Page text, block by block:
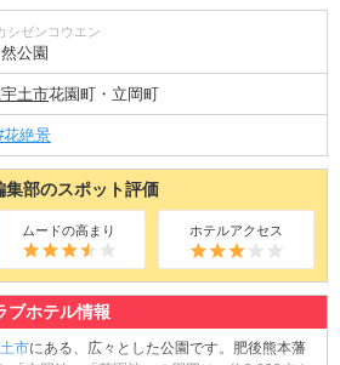
シゼンコウエン
公園
宇土市花園町・立岡町
花絶景
集部のスポット評価
ムードの高まり ホテルアクセス
ブホテル情報
市にある、広々とした公園です。肥後熊本藩